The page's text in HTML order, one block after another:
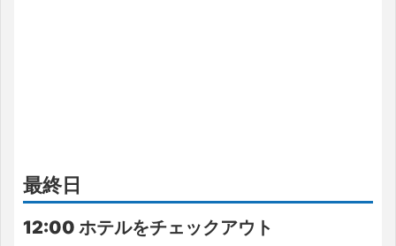
最終日
12:00 ホテルをチェックアウト